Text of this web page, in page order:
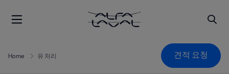
Home 유 처리 견적 요청